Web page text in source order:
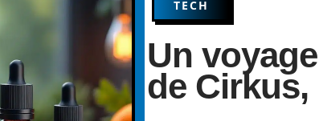
TECH
Un
de Cirkus,